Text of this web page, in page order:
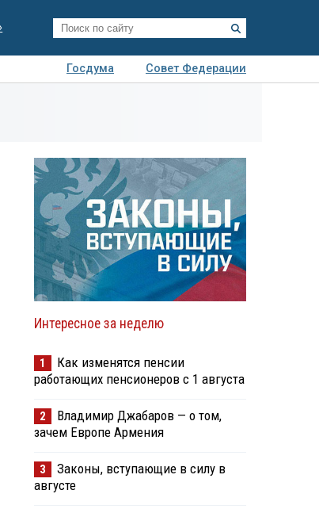
Госдума
Совет Федерации
Интересное за неделю
1
Как изменятся пенсии
работающих пенсионеров с 1 августа
2
Владимир Джабаров — о том,
зачем Европе Армения
3
Законы, вступающие в силу в
августе